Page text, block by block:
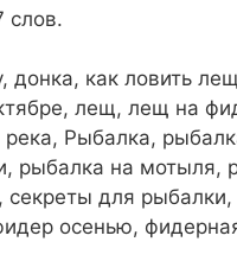
слов.
донка, как ловить
лещ, лещ на
река, Рыбалка,
рыбалка на мотыля,
секреты для
осенью,